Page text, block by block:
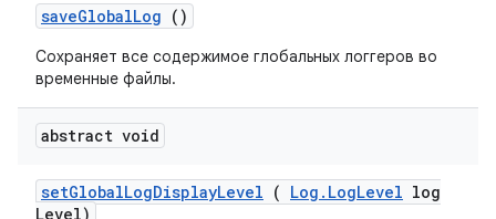
saveGlobalLog ()
Сохраняет все содержимое глобальных логгеров во
временные файлы.
abstract void
setGlobalLogDisplayLevel ( Log . LogLevel log
Level)